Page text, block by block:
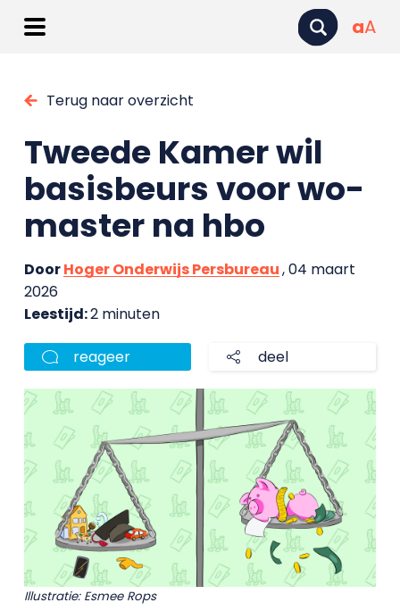
aA
Terug naar overzicht
Tweede Kamer wil
basisbeurs voor wo-
master na hbo
DoorHoger Onderwijs Persbureau, 04 maart
2026
Leestijd:2 minuten
reageer deel
Illustratie: Esmee Rops